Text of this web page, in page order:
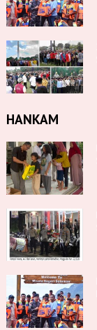
HANKAM